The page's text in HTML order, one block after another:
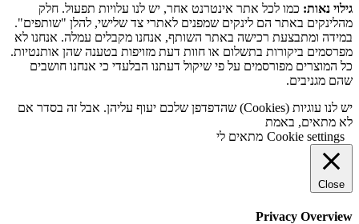
גילוי נאות: כמו לכל אתר אינטרנט אחר, יש לנו עלויות תפעול. חלק
מהלינקים באתר הם לינקים שמפנים לאתרי צד שלישי, להלן "שותפים".
במידה ומתבצעת רכישה באתר השותף, אנחנו מקבלים עמלה. אנחנו לא
מפרסמים ביקורות בתשלום או חוות דעת מזויפות בטענה שהן אותנטיות.
כל המוצרים מפורסמים על פי שיקול דעתנו הבלעדי כי אנחנו חושבים
שהם מגניבים.
יש לנו עוגיות (Cookies) שהדפדפן שלכם יעוף עליהן. אבל זה בסדר אם
לא מתאים, באמת
Cookie settings מתאים לי
Close
Privacy Overview